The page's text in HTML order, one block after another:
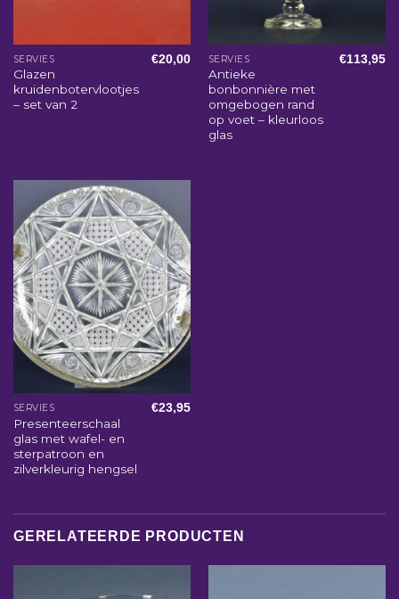
SERVIES
Glazen
kruidenbotervlootjes
– set van 2
€20,00 SERVIES
Antieke
bonbonnière met
omgebogen rand
op voet – kleurloos
glas
€113,95
SERVIES
Presenteerschaal
glas met wafel- en
sterpatroon en
zilverkleurig hengsel
€23,95
GERELATEERDE PRODUCTEN